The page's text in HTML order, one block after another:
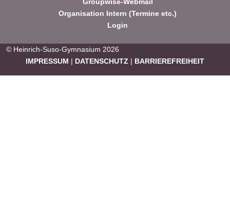
Organisation Intern (Termine etc.)
Login
© Heinrich-Suso-Gymnasium 2026
IMPRESSUM | DATENSCHUTZ | BARRIEREFREIHEIT